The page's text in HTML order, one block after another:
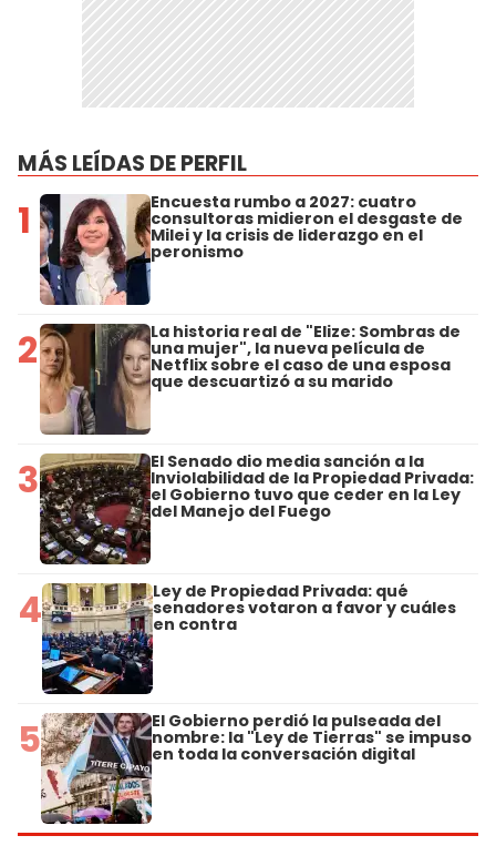
MÁS LEÍDAS DE PERFIL
1 Encuesta rumbo a 2027: cuatro
consultoras midieron el desgaste de
Milei y la crisis de liderazgo en el
peronismo
2 La historia real de "Elize: Sombras de
una mujer", la nueva película de
Netflix sobre el caso de una esposa
que descuartizó a su marido
3 El Senado dio media sanción a la
Inviolabilidad de la Propiedad Privada:
el Gobierno tuvo que ceder en la Ley
del Manejo del Fuego
4 Ley de Propiedad Privada: qué
senadores votaron a favor y cuáles
en contra
5 El Gobierno perdió la pulseada del
nombre: la "Ley de Tierras" se impuso
en toda la conversación digital